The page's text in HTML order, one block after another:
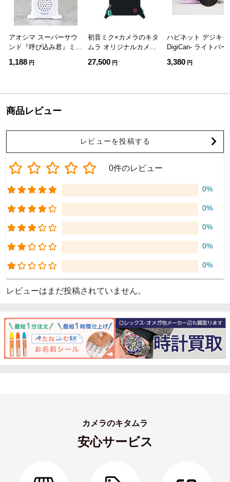
アオシマ スーパーサウ
ンド『呼び込み君』ミニ
1,188 円
初音ミク×カメラのキタ
ムラ オリジナルカメラ
27,500 円
ハピネット デジキ
DigiCan- ライトパー
3,380 円
商品レビュー
レビューを投稿する
0件のレビュー
0%
0%
0%
0%
0%
レビューはまだ投稿されていません。
カメラのキタムラ
安心サービス